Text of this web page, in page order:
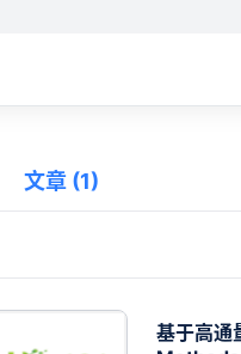
文章 (1)
基于高通